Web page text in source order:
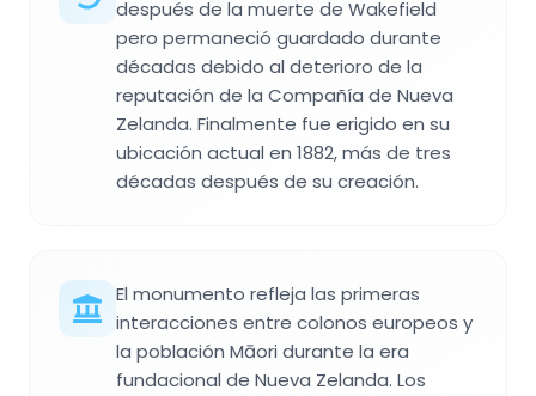
después de la muerte de Wakefield
pero permaneció guardado durante
décadas debido al deterioro de la
reputación de la Compañía de Nueva
Zelanda. Finalmente fue erigido en su
ubicación actual en 1882, más de tres
décadas después de su creación.
El monumento refleja las primeras
interacciones entre colonos europeos y
la población Māori durante la era
fundacional de Nueva Zelanda. Los